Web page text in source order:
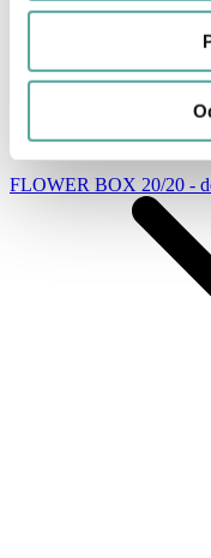
FLOWER BOX 20/20 -